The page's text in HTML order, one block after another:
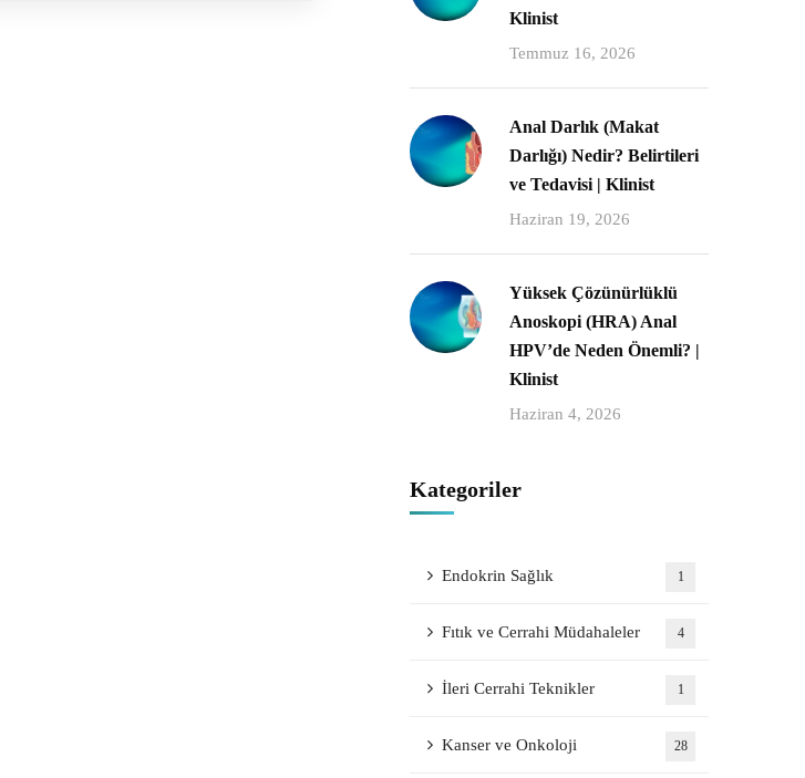
Klinist
Temmuz 16, 2026
Anal Darlık (Makat
Darlığı) Nedir? Belirtileri
ve Tedavisi | Klinist
Haziran 19, 2026
Yüksek Çözünürlüklü
Anoskopi (HRA) Anal
HPV’de Neden Önemli? |
Klinist
Haziran 4, 2026
Kategoriler
Endokrin Sağlık 1
Fıtık ve Cerrahi Müdahaleler 4
İleri Cerrahi Teknikler 1
Kanser ve Onkoloji 28